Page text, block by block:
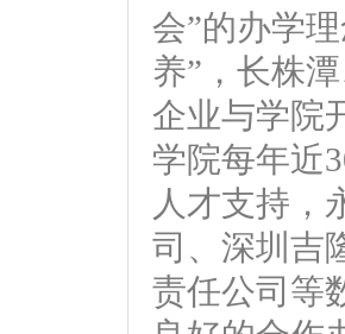
会”的办学
养”，长株
企业与学院
学院每年近
人才支持，
司、深圳吉
责任公司等